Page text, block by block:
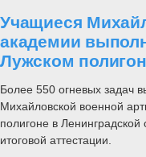
Учащиеся
академии
Лужском
Более 550 огневых задач
Михайловской военной
полигоне в Ленинградской
итоговой аттестации.